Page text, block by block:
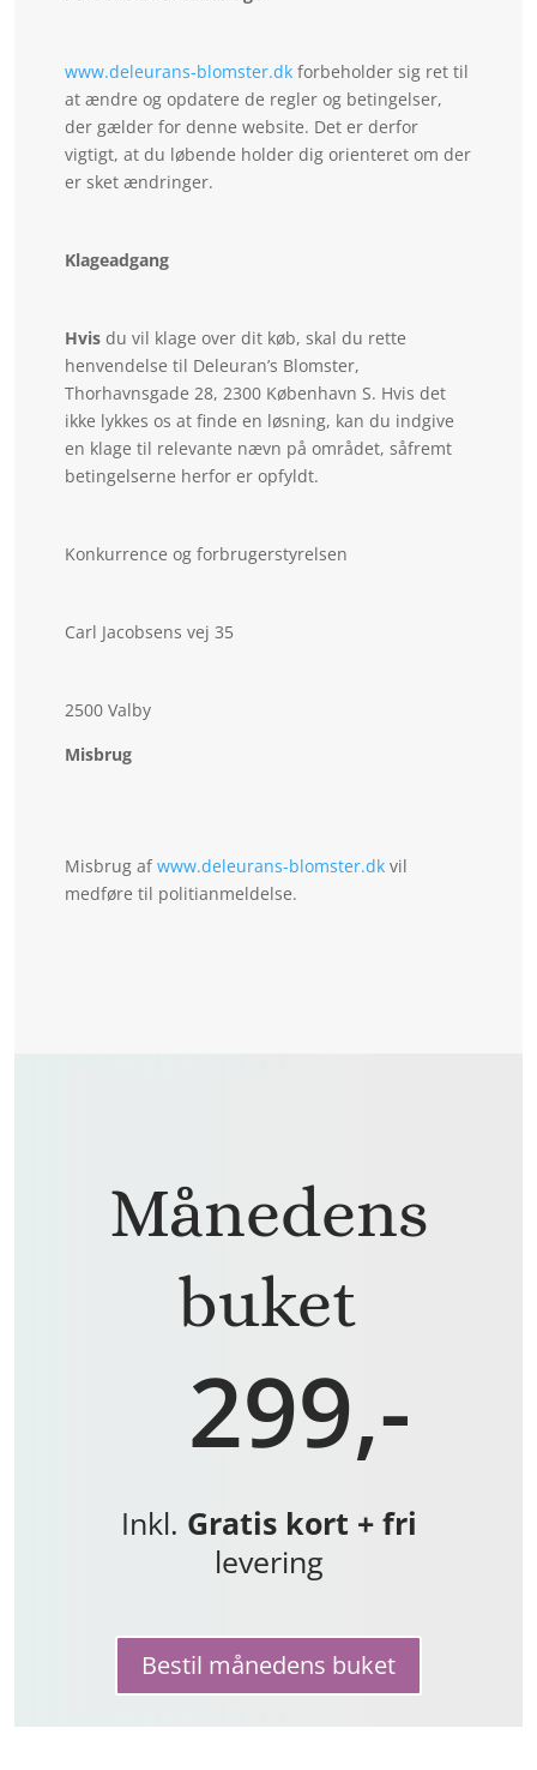
www.deleurans-blomster.dk forbeholder sig ret til
at ændre og opdatere de regler og betingelser,
der gælder for denne website. Det er derfor
vigtigt, at du løbende holder dig orienteret om der
er sket ændringer.
Klageadgang
Hvisdu vil klage over dit køb, skal du rette
henvendelse til Deleuran’s Blomster,
Thorhavnsgade 28, 2300 København S. Hvis det
ikke lykkes os at finde en løsning, kan du indgive
en klage til relevante nævn på området, såfremt
betingelserne herfor er opfyldt.
Konkurrence og forbrugerstyrelsen
Carl Jacobsens vej 35
2500 Valby
Misbrug
Misbrug afwww.deleurans-blomster.dk vil
medføre til politianmeldelse.
Månedens
buket
299,-
Inkl. Gratis kort + fri
levering
Bestil månedens buket